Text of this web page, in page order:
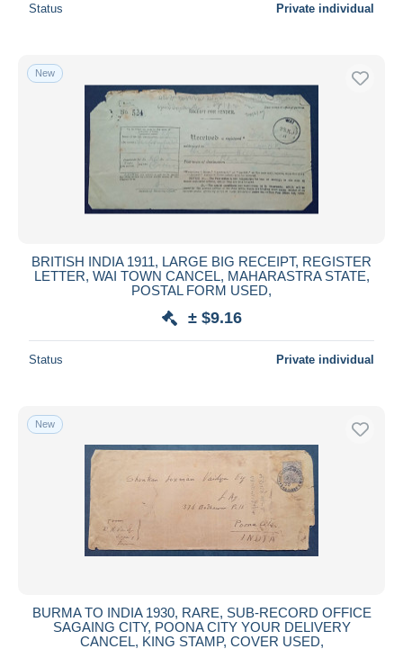
Status Private individual
New
BRITISH INDIA 1911, LARGE BIG RECEIPT, REGISTER
LETTER, WAI TOWN CANCEL, MAHARASTRA STATE,
POSTAL FORM USED,
± $9.16
Status Private individual
New
BURMA TO INDIA 1930, RARE, SUB-RECORD OFFICE
SAGAING CITY, POONA CITY YOUR DELIVERY
CANCEL, KING STAMP, COVER USED,